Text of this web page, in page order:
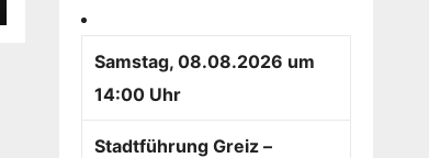
Samstag, 08.08.2026 um
14:00 Uhr
Stadtführung Greiz –